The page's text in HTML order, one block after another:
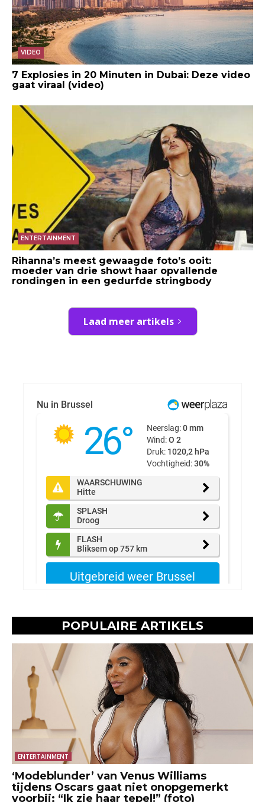
VIDEO
7 Explosies in 20 Minuten in Dubai: Deze video
gaat viraal (video)
ENTERTAINMENT
Rihanna’s meest gewaagde foto’s ooit:
moeder van drie showt haar opvallende
rondingen in een gedurfde stringbody
Laad meer artikels
POPULAIRE ARTIKELS
ENTERTAINMENT
‘Modeblunder’ van Venus Williams
tijdens Oscars gaat niet onopgemerkt
voorbij: “Ik zie haar tepel!” (foto)